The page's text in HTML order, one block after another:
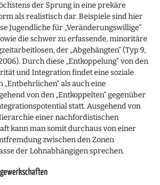
der Sprung in eine prekäre
als realistisch dar. Beispiele sind hier
Jugendliche für „Veränderungswillige“
die schwer zu erfassende, minoritäre
der „Abgehängten“ (Typ 9,
Durch diese „Entkoppelung“ von den
und Integration findet eine soziale
„Entbehrlichen“ als auch eine
von den „Entkoppelten“ gegenüber
statt. Ausgehend von
einer nachfordistischen
kann man somit durchaus von einer
zwischen den Zonen
der Lohnabhängigen sprechen.